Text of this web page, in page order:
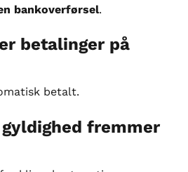
bankoverførsel.
betalinger på
betalt.
fremmer